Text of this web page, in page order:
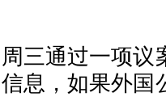
三通过一项议
息，如果外国